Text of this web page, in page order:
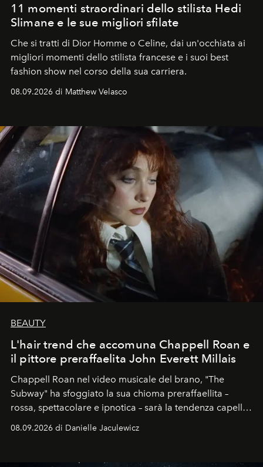
11 momenti straordinari dello stilista Hedi
Slimane e le sue migliori sfilate
Che si tratti di Dior Homme o Celine, dai un'occhiata ai
migliori momenti dello stilista francese e i suoi best
fashion show nel corso della sua carriera.
08.09.2026 di Matthew Velasco
BEAUTY
L'hair trend che accomuna Chappell Roan e
il pittore preraffaelita John Everett Millais
Chappell Roan nel video musicale del brano, "The
Subway" ha sfoggiato la sua chioma preraffaellita –
rossa, spettacolare e ipnotica – sarà la tendenza capelli
08.09.2026 di Danielle Jaculewicz